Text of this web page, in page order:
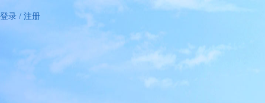
登录 / 注册